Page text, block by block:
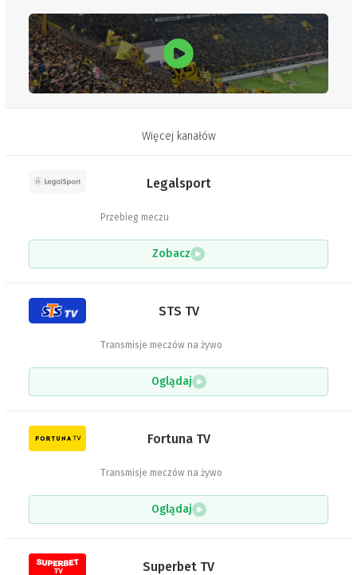
Więcej kanałów
Legalsport
Przebieg meczu
Zobacz
STS TV
Transmisje meczów na żywo
Oglądaj
Fortuna TV
Transmisje meczów na żywo
Oglądaj
Superbet TV